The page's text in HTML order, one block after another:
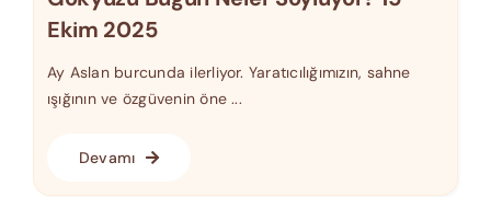
Ekim 2025
Ay Aslan burcunda ilerliyor. Yaratıcılığımızın, sahne
ışığının ve özgüvenin öne ...
Devamı